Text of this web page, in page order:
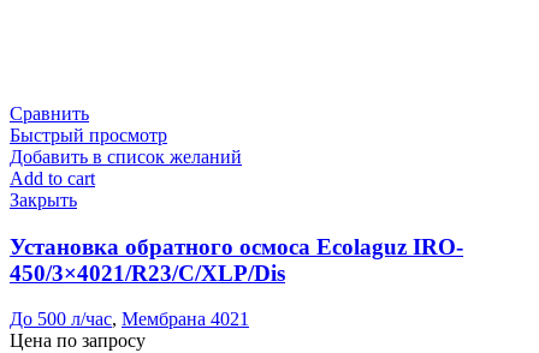
Сравнить
Быстрый просмотр
Добавить в список желаний
Add to cart
Закрыть
Установка обратного осмоса Ecolaguz IRO-
450/3×4021/R23/C/XLP/Dis
До 500 л/час, Мембрана 4021
Цена по запросу